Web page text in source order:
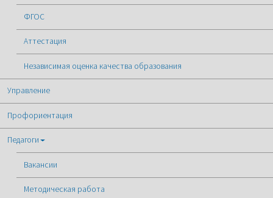
ФГОС
Аттестация
Независимая оценка качества образования
Управление
Профориентация
Педагоги
Вакансии
Методическая работа